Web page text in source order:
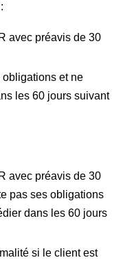
avec préavis de 30
obligations et ne
les 60 jours suivant
avec préavis de 30
pas ses obligations
dans les 60 jours
si le client est